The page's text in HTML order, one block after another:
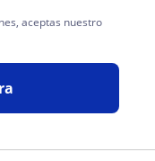
aceptas nuestro